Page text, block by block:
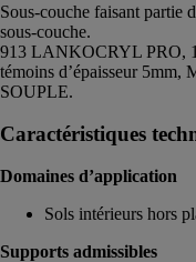
Sous-couche faisant partie
sous-couche.
913 LANKOCRYL PRO,
témoins d’épaisseur
SOUPLE.
Caractéristiques
Domaines d’application
Sols intérieurs hors
Supports admissibles